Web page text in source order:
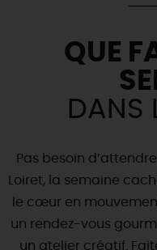
LES
EN MODE
Où manger
Maîtres
restaurateurs
Artistes et Artisans
spécialités du
A
Téléchargez
QUE
DANS
Pas besoin
Loiret, la semaine
le cœur en
un rendez-vous
un atelier créatif.